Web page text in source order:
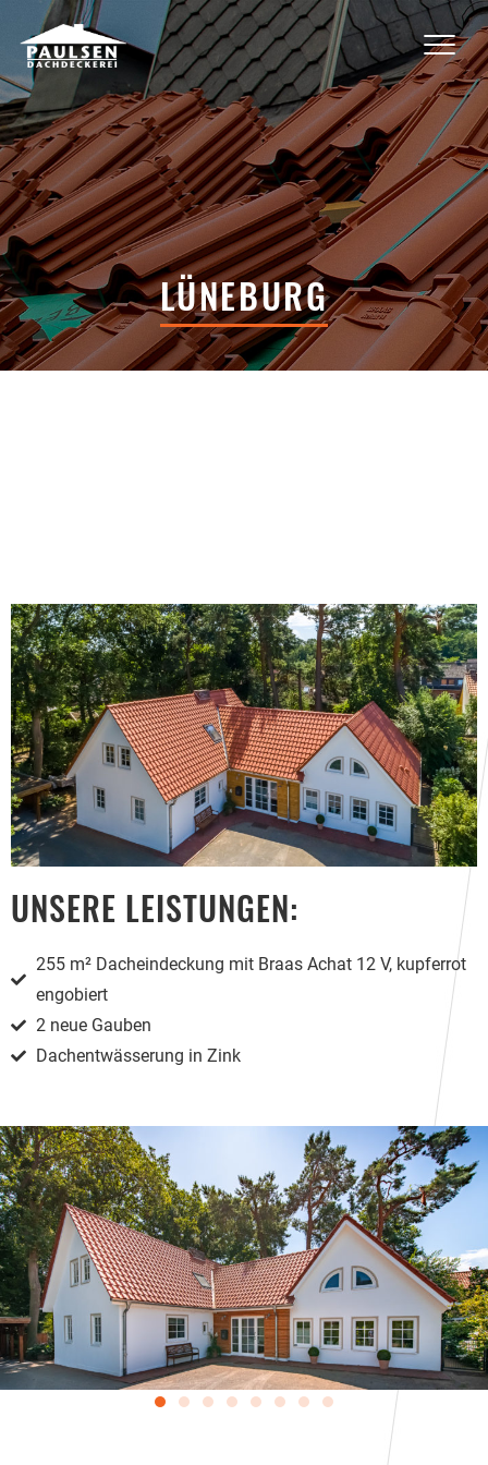
LÜNEBURG
UNSERE LEISTUNGEN:
255 m² Dacheindeckung mit Braas Achat 12 V, kupferrot
engobiert
2 neue Gauben
Dachentwässerung in Zink